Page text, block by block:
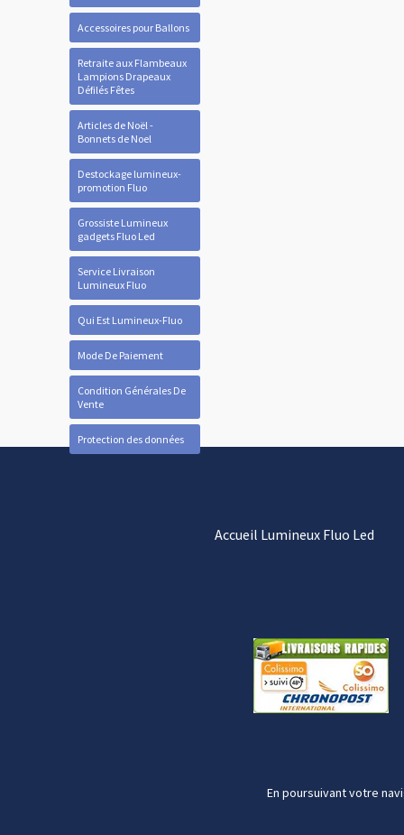
Accessoires pour Ballons
Retraite aux Flambeaux
Lampions Drapeaux
Défilés Fêtes
Articles de Noël -
Bonnets de Noel
Destockage lumineux-
promotion Fluo
Grossiste Lumineux
gadgets Fluo Led
Service Livraison
Lumineux Fluo
Qui Est Lumineux-Fluo
Mode De Paiement
Condition Générales De
Vente
Protection des données
Accueil Lumineux Fluo Led
En poursuivant votre